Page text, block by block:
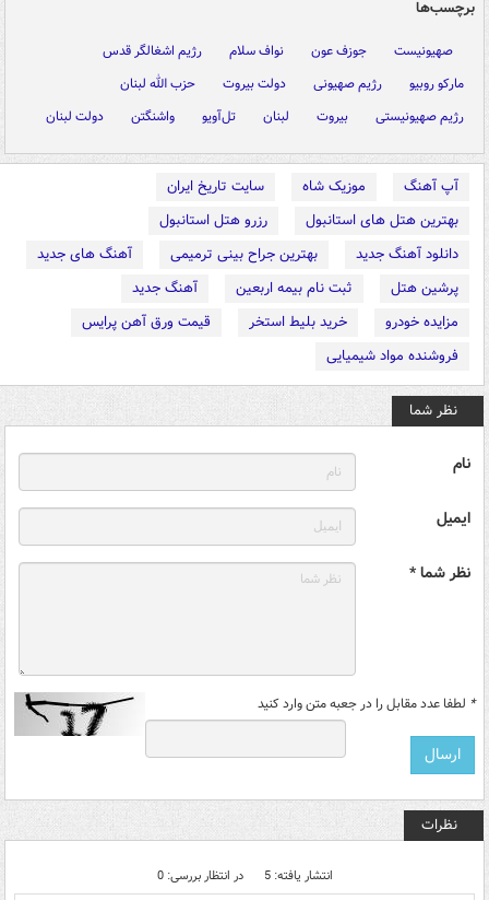
برچسب‌ها
صهیونیست جوزف عون نواف سلام
رژیم اشغالگر قدس
مارکو روبیو
رژیم صهیونی دولت بیروت
حزب الله لبنان
رژیم صهیونیستی
بیروت لبنان تل‌آویو واشنگتن دولت لبنان
آپ آهنگ موزیک شاه
سایت تاریخ ایران
بهترین هتل های استانبول
رزرو هتل استانبول
دانلود آهنگ جدید
بهترین جراح بینی ترمیمی
آهنگ های جدید
پرشین هتل
ثبت نام بیمه اربعین
آهنگ جدید
مزایده خودرو
خرید بلیط استخر
قیمت ورق آهن پرایس
فروشنده مواد شیمیایی
نظر شما
نام
ایمیل
نظر شما *
* لطفا عدد مقابل را در جعبه متن وارد کنید
نظرات
انتشار یافته: 5 در انتظار بررسی: 0